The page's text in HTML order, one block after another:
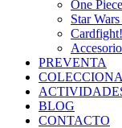
One
Star
PREVENTA
BLOG
CONTACTO